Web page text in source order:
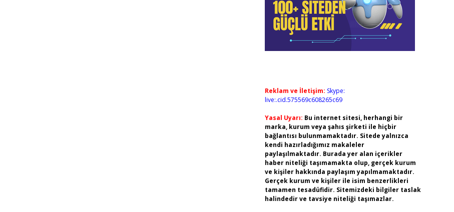
Reklam ve İletişim: Skype:
live:.cid.575569c608265c69
Yasal Uyarı: Bu internet sitesi, herhangi bir
marka, kurum veya şahıs şirketi ile hiçbir
bağlantısı bulunmamaktadır. Sitede yalnızca
kendi hazırladığımız makaleler
paylaşılmaktadır. Burada yer alan içerikler
haber niteliği taşımamakta olup, gerçek kurum
ve kişiler hakkında paylaşım yapılmamaktadır.
Gerçek kurum ve kişiler ile isim benzerlikleri
tamamen tesadüfidir. Sitemizdeki bilgiler taslak
halindedir ve tavsiye niteliği taşımazlar.